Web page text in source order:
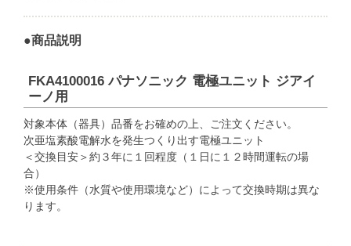
●商品説明
FKA4100016 パナソニック 電極ユニット ジアイ
ーノ用
対象本体（器具）品番をお確めの上、ご注文ください。
次亜塩素酸電解水を発生つくり出す電極ユニット
＜交換目安＞約３年に１回程度（１日に１２時間運転の場
合）
※使用条件（水質や使用環境など）によって交換時期は異な
ります。